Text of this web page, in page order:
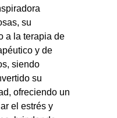
su
a la terapia de
y de
siendo
su
ofreciendo un
el estrés y